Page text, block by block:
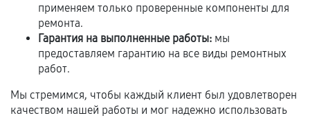
применяем только проверенные компоненты для
ремонта.
Гарантия на выполненные работы: мы
предоставляем гарантию на все виды ремонтных
работ.
Мы стремимся, чтобы каждый клиент был удовлетворен
качеством нашей работы и мог надежно использовать